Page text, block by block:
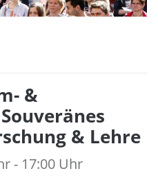
&
& Lehre
- 17:00 Uhr